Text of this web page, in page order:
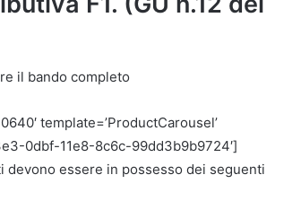
il bando completo
template=’ProductCarousel’
0dbf-11e8-8c6c-99dd3b9b9724′]
essere in possesso dei seguenti